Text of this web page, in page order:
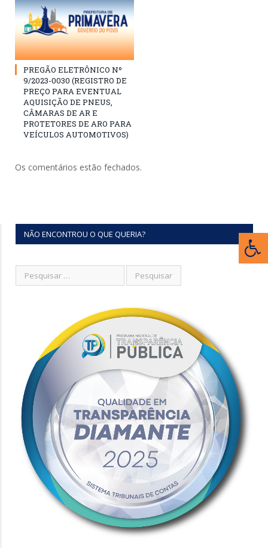
PREGÃO ELETRÔNICO Nº
9/2023-0030 (REGISTRO DE
PREÇO PARA EVENTUAL
AQUISIÇÃO DE PNEUS,
CÂMARAS DE AR E
PROTETORES DE ARO PARA
VEÍCULOS AUTOMOTIVOS)
Os comentários estão fechados.
NÃO ENCONTROU O QUE QUERIA?